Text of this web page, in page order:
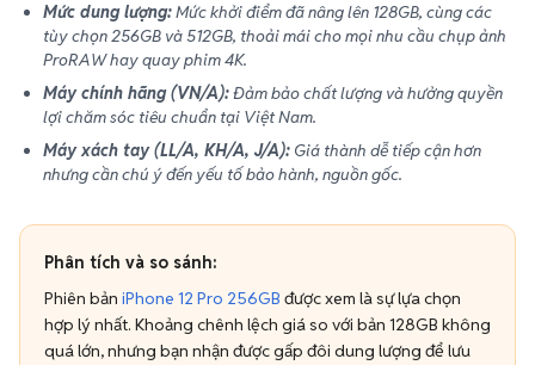
Mức dung lượng:Mức khởi điểm đã nâng lên 128GB, cùng các
tùy chọn 256GB và 512GB, thoải mái cho mọi nhu cầu chụp ảnh
ProRAW hay quay phim 4K.
Máy chính hãng (VN/A):Đảm bảo chất lượng và hưởng quyền
lợi chăm sóc tiêu chuẩn tại Việt Nam.
Máy xách tay (LL/A, KH/A, J/A): Giá thành dễ tiếp cận hơn
nhưng cần chú ý đến yếu tố bảo hành, nguồn gốc.
Phân tích và so sánh:
Phiên bản iPhone 12 Pro 256GB được xem là sự lựa chọn
hợp lý nhất. Khoảng chênh lệch giá so với bản 128GB không
quá lớn, nhưng bạn nhận được gấp đôi dung lượng để lưu